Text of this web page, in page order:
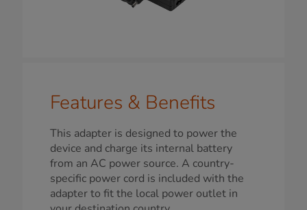
Features & Benefits
This adapter is designed to power the
device and charge its internal battery
from an AC power source. A country-
specific power cord is included with the
adapter to fit the local power outlet in